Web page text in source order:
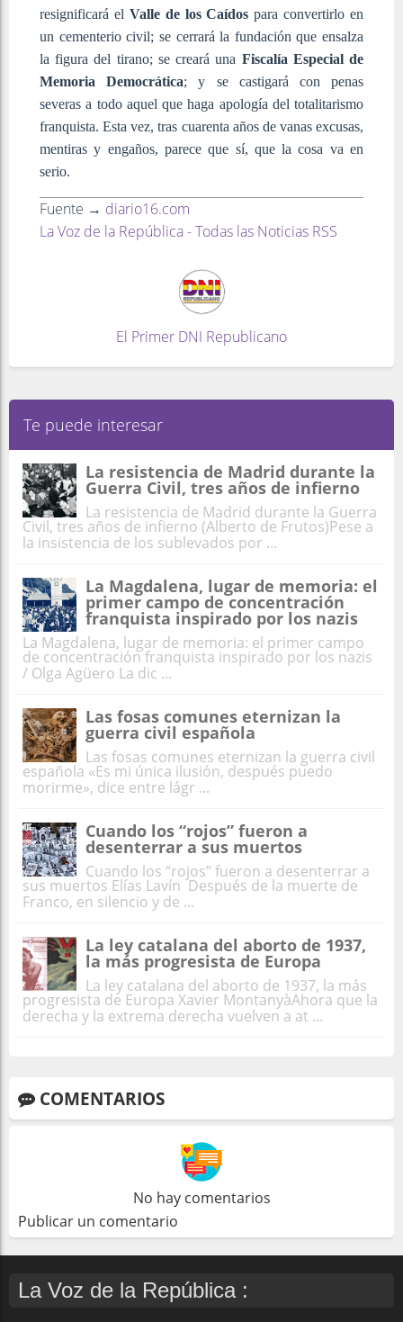
resignificará el Valle de los Caídos para convertirlo en
un cementerio civil; se cerrará la fundación que ensalza
la figura del tirano; se creará una Fiscalía Especial de
Memoria Democrática; y se castigará con penas
severas a todo aquel que haga apología del totalitarismo
franquista. Esta vez, tras cuarenta años de vanas excusas,
mentiras y engaños, parece que sí, que la cosa va en
serio.
Fuente → diario16.com
La Voz de la República - Todas las Noticias RSS
El Primer DNI Republicano
Te puede interesar
La resistencia de Madrid durante la
Guerra Civil, tres años de infierno
La resistencia de Madrid durante la Guerra
Civil, tres años de infierno (Alberto de Frutos)Pese a
la insistencia de los sublevados por ...
La Magdalena, lugar de memoria: el
primer campo de concentración
franquista inspirado por los nazis
La Magdalena, lugar de memoria: el primer campo
de concentración franquista inspirado por los nazis
/ Olga Agüero La dic ...
Las fosas comunes eternizan la
guerra civil española
Las fosas comunes eternizan la guerra civil
española «Es mi única ilusión, después puedo
morirme», dice entre lágr ...
Cuando los “rojos” fueron a
desenterrar a sus muertos
Cuando los “rojos” fueron a desenterrar a
sus muertos Elías Lavín Después de la muerte de
Franco, en silencio y de ...
La ley catalana del aborto de 1937,
la más progresista de Europa
La ley catalana del aborto de 1937, la más
progresista de Europa Xavier MontanyàAhora que la
derecha y la extrema derecha vuelven a at ...
COMENTARIOS
No hay comentarios
Publicar un comentario
La Voz de la República :